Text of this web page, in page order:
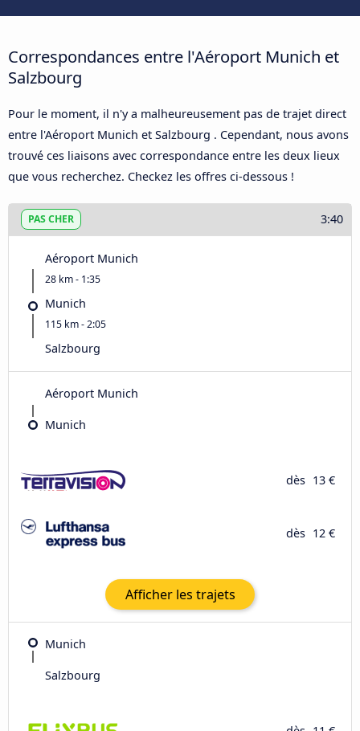
Correspondances entre l'Aéroport Munich et
Salzbourg
Pour le moment, il n'y a malheureusement pas de trajet direct
entre l'Aéroport Munich et Salzbourg . Cependant, nous avons
trouvé ces liaisons avec correspondance entre les deux lieux
que vous recherchez. Checkez les offres ci-dessous !
PAS CHER 3:40
Aéroport Munich
28 km - 1:35
Munich
115 km - 2:05
Salzbourg
Aéroport Munich
Munich
dès 13 €
dès 12 €
Afficher les trajets
Munich
Salzbourg